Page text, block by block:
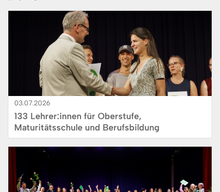
03.07.2026
133 Lehrer:innen für Oberstufe,
Maturitätsschule und Berufsbildung
Bild